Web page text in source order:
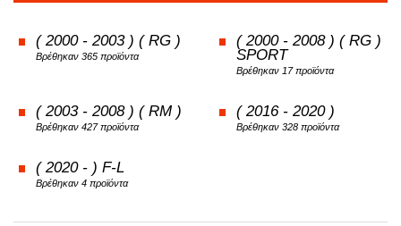
( 2000 - 2003 ) ( RG )
Βρέθηκαν 365 προϊόντα
( 2000 - 2008 ) ( RG )
SPORT
Βρέθηκαν 17 προϊόντα
( 2003 - 2008 ) ( RM )
Βρέθηκαν 427 προϊόντα
( 2016 - 2020 )
Βρέθηκαν 328 προϊόντα
( 2020 - ) F-L
Βρέθηκαν 4 προϊόντα